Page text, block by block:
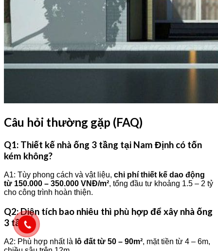
Câu hỏi thường gặp (FAQ)
Q1: Thiết kế nhà ống 3 tầng tại Nam Định có tốn
kém không?
A1: Tùy phong cách và vật liệu, chi phí thiết kế dao động
từ 150.000 – 350.000 VNĐ/m², tổng đầu tư khoảng 1.5 – 2 tỷ
cho công trình hoàn thiện.
Q2: Diện tích bao nhiêu thì phù hợp để xây nhà ống
3 tầng?
A2: Phù hợp nhất là lô đất từ 50 – 90m², mặt tiền từ 4 – 6m,